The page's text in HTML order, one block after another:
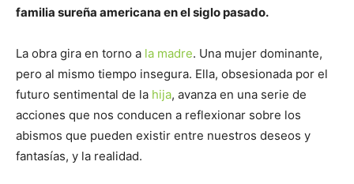
familia sureña americana en el siglo pasado.
La obra gira en torno a la madre. Una mujer dominante,
pero al mismo tiempo insegura. Ella, obsesionada por el
futuro sentimental de la hija, avanza en una serie de
acciones que nos conducen a reflexionar sobre los
abismos que pueden existir entre nuestros deseos y
fantasías, y la realidad.